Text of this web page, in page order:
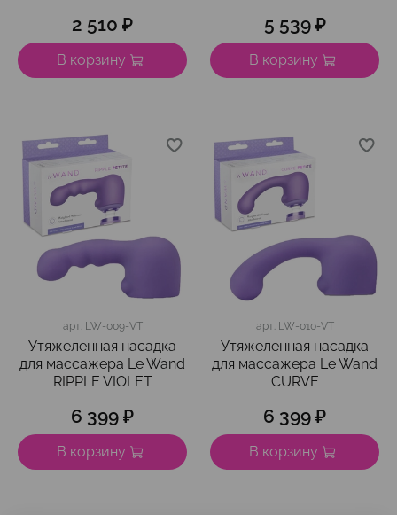
2 510 ₽
В корзину
5 539 ₽
В корзину
арт. LW-009-VT
Утяжеленная насадка
для массажера Le Wand
RIPPLE VIOLET
6 399 ₽
В корзину
арт. LW-010-VT
Утяжеленная насадка
для массажера Le Wand
CURVE
6 399 ₽
В корзину